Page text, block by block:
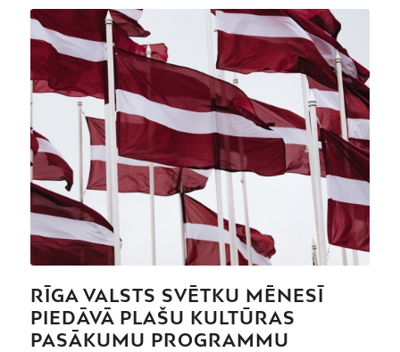
RĪGA VALSTS SVĒTKU MĒNESĪ
PIEDĀVĀ PLAŠU KULTŪRAS
PASĀKUMU PROGRAMMU